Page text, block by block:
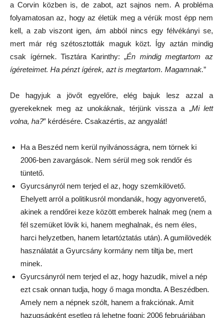
a Corvin közben is, de zabot, azt sajnos nem. A probléma
folyamatosan az, hogy az életük meg a vérük most épp nem
kell, a zab viszont igen, ám abból nincs egy félvékányi se,
mert már rég szétosztották maguk közt. Így aztán mindig
csak ígérnek. Tisztára Karinthy: „Én mindig megtartom az
ígéreteimet. Ha pénzt ígérek, azt is megtartom. Magamnak.”
De hagyjuk a jövőt egyelőre, elég bajuk lesz azzal a
gyerekeknek meg az unokáknak, térjünk vissza a „Mi lett
volna, ha?” kérdésére. Csakazértis, az angyalát!
Ha a Beszéd nem kerül nyilvánosságra, nem törnek ki
2006-ben zavargások. Nem sérül meg sok rendőr és
tüntető.
Gyurcsányról nem terjed el az, hogy szemkilövető.
Ehelyett arról a politikusról mondanák, hogy agyonverető,
akinek a rendőrei keze között emberek halnak meg (nem a
fél szemüket lövik ki, hanem meghalnak, és nem éles,
harci helyzetben, hanem letartóztatás után). A gumilövedék
használatát a Gyurcsány kormány nem tiltja be, mert
minek.
Gyurcsányról nem terjed el az, hogy hazudik, mivel a nép
ezt csak onnan tudja, hogy ő maga mondta. A Beszédben.
Amely nem a népnek szólt, hanem a frakciónak. Amit
hazugságként esetleg rá lehetne fogni: 2006 februárjában